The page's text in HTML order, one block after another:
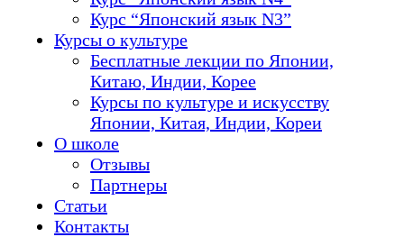
Курс “Японский язык N3”
Курсы о культуре
Бесплатные лекции по Японии,
Китаю, Индии, Корее
Курсы по культуре и искусству
Японии, Китая, Индии, Кореи
О школе
Отзывы
Партнеры
Статьи
Контакты